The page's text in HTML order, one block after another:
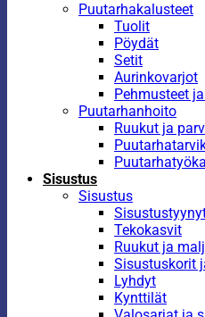
Puutarhakalusteet
Tuolit
Pöydät
Setit
Aurinkovarjot
Pehmusteet
Puutarhanhoito
Ruukut ja
Sisustus
Sisustus
Tekokasvit
Ruukut ja
Sisustuskorit
Lyhdyt
Kynttilät